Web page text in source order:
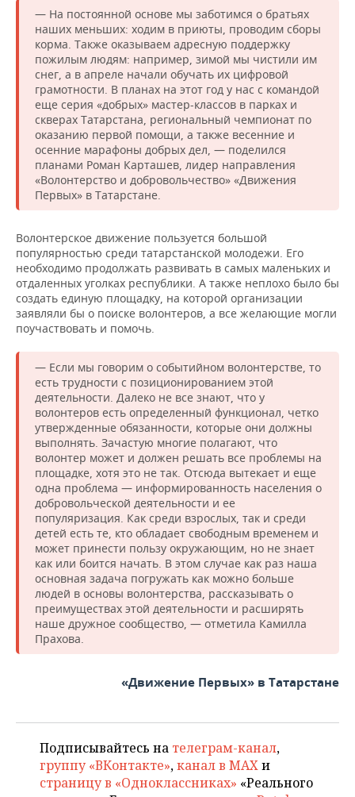
— На постоянной основе мы заботимся о братьях
наших меньших: ходим в приюты, проводим сборы
корма. Также оказываем адресную поддержку
пожилым людям: например, зимой мы чистили им
снег, а в апреле начали обучать их цифровой
грамотности. В планах на этот год у нас с командой
еще серия «добрых» мастер-классов в парках и
скверах Татарстана, региональный чемпионат по
оказанию первой помощи, а также весенние и
осенние марафоны добрых дел, — поделился
планами Роман Карташев, лидер направления
«Волонтерство и добровольчество» «Движения
Первых» в Татарстане.
Волонтерское движение пользуется большой
популярностью среди татарстанской молодежи. Его
необходимо продолжать развивать в самых маленьких и
отдаленных уголках республики. А также неплохо было бы
создать единую площадку, на которой организации
заявляли бы о поиске волонтеров, а все желающие могли
поучаствовать и помочь.
— Если мы говорим о событийном волонтерстве, то
есть трудности с позиционированием этой
деятельности. Далеко не все знают, что у
волонтеров есть определенный функционал, четко
утвержденные обязанности, которые они должны
выполнять. Зачастую многие полагают, что
волонтер может и должен решать все проблемы на
площадке, хотя это не так. Отсюда вытекает и еще
одна проблема — информированность населения о
добровольческой деятельности и ее
популяризация. Как среди взрослых, так и среди
детей есть те, кто обладает свободным временем и
может принести пользу окружающим, но не знает
как или боится начать. В этом случае как раз наша
основная задача погружать как можно больше
людей в основы волонтерства, рассказывать о
преимуществах этой деятельности и расширять
наше дружное сообщество, — отметила Камилла
Прахова.
«Движение Первых» в Татарстане
Подписывайтесь на телеграм-канал,
группу «ВКонтакте»,канал в MAXи
страницу в «Одноклассниках» «Реального